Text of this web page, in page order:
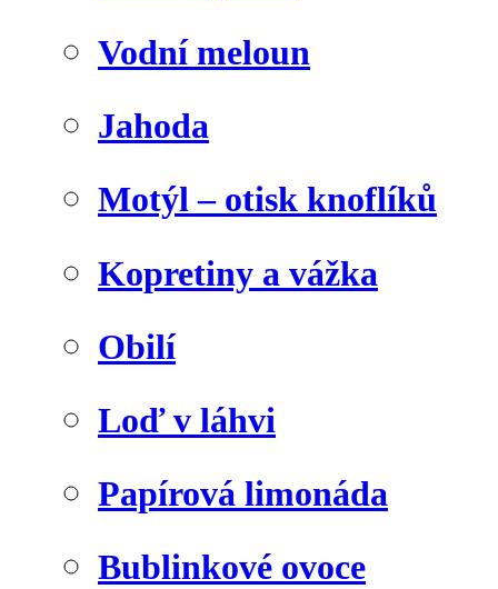
Vodní meloun
Jahoda
Motýl – otisk knoflíků
Kopretiny a vážka
Obilí
Loď v láhvi
Papírová limonáda
Bublinkové ovoce